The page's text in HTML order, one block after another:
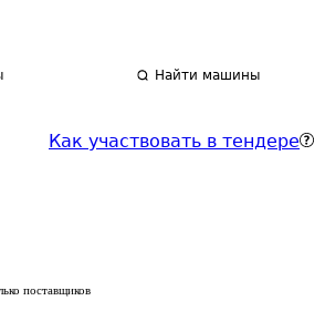
Найти машины
Как участвовать в тендере
поставщиков